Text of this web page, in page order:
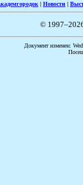
| Новости |
©
Документ изменен: